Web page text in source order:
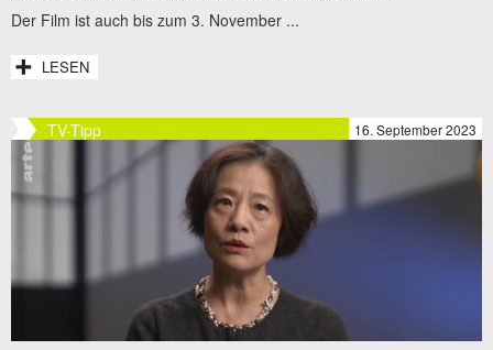
Der Film ist auch bis zum 3. November ...
LESEN
TV-Tipp 16. September 2023